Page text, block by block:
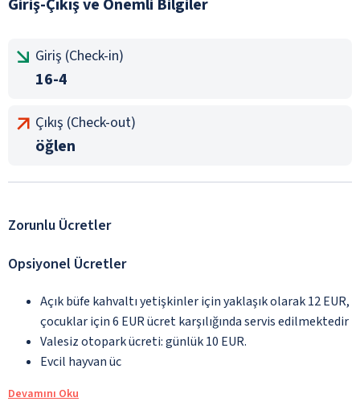
Giriş (Check-in)
16-4
Çıkış (Check-out)
öğlen
Zorunlu Ücretler
Opsiyonel Ücretler
Açık büfe kahvaltı yetişkinler için yaklaşık olarak 12 EUR,
çocuklar için 6 EUR ücret karşılığında servis edilmektedir
Valesiz otopark ücreti: günlük 10 EUR.
Evcil hayvan üc
Devamını Oku